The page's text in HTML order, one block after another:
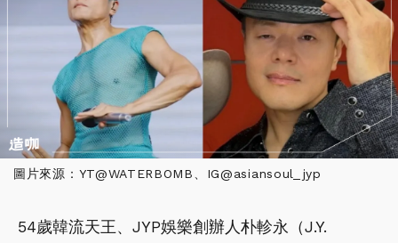
圖片來源：YT@WATERBOMB、IG@asiansoul_jyp
54歲韓流天王、JYP娛樂創辦人朴軫永（J.Y.